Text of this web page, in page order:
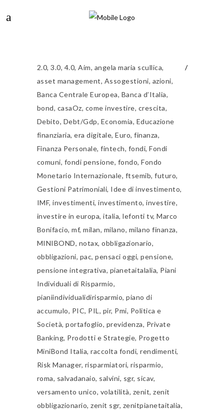
2.0,3.0, 4.0,Aim, angela maria scullica,
asset management, Assogestioni, azioni,
Banca Centrale Europea, Banca d’Italia,
bond, casaOz, come investire, crescita,
Debito, Debt/Gdp, Economia, Educazione
finanziaria,era digitale,Euro,finanza,
Finanza Personale,fintech, fondi,Fondi
comuni, fondi pensione, fondo,Fondo
Monetario Internazionale, ftsemib,futuro,
Gestioni Patrimoniali, Idee di investimento,
IMF,investimenti,investimento,investire,
investire in europa,italia,lefonti tv,Marco
Bonifacio,mf,milan, milano, milano finanza,
MINIBOND, notax,obbligazionario,
obbligazioni, pac,pensaci oggi,pensione,
pensione integrativa, pianetaitalalia, Piani
Individuali di Risparmio,
pianiindividualidirisparmio,piano di
accumulo, PIC, PIL , pir, Pmi, Politica e
Società,portafoglio, previdenza, Private
Banking, Prodotti e Strategie, Progetto
MiniBond Italia,raccolta fondi,rendimenti,
Risk Manager, risparmiatori,risparmio,
roma, salvadanaio, salvini, sgr, sicav,
versamento unico, volatilità, zenit,zenit
obbligazionario,zenit sgr, zenitpianetaitalia,